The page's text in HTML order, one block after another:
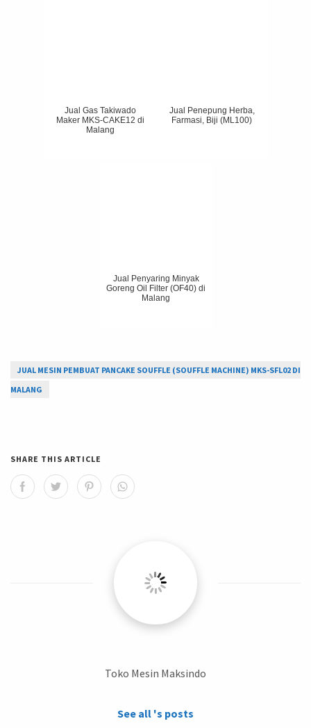
Jual Gas Takiwado
Maker MKS-CAKE12 di
Malang
Jual Penepung Herba,
Farmasi, Biji (ML100)
Jual Penyaring Minyak
Goreng Oil Filter (OF40) di
Malang
JUAL MESIN PEMBUAT PANCAKE SOUFFLE (SOUFFLE MACHINE) MKS-SFL02 DI
MALANG
SHARE THIS ARTICLE
Toko Mesin Maksindo
See all 's posts